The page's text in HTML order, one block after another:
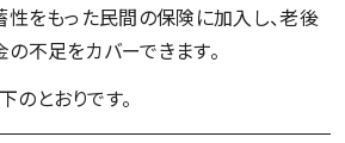
性をもった民間の保険に加入し、老後
不足をカバーできます。
とおりです。